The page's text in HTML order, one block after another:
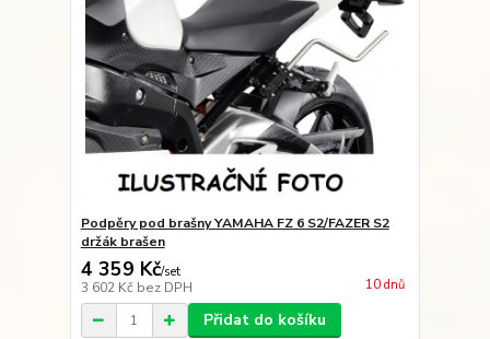
Podpěry pod brašny YAMAHA FZ 6 S2/FAZER S2
držák brašen
4 359 Kč/set
3 602 Kč bez DPH 10 dnů
Přidat do košíku